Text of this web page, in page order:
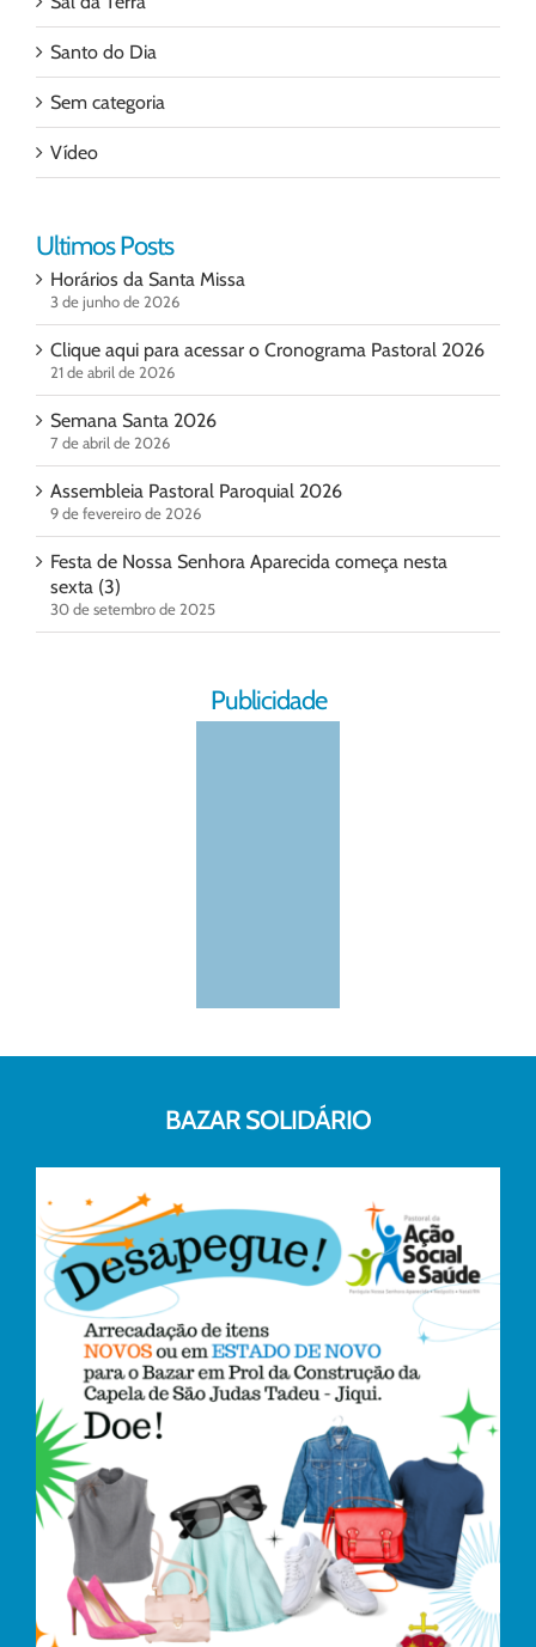
Santo do Dia
Sem categoria
Vídeo
Ultimos Posts
Horários da Santa Missa
3 de junho de 2026
Clique aqui para acessar o Cronograma Pastoral 2026
21 de abril de 2026
Semana Santa 2026
7 de abril de 2026
Assembleia Pastoral Paroquial 2026
9 de fevereiro de 2026
Festa de Nossa Senhora Aparecida começa nesta
sexta (3)
30 de setembro de 2025
Publicidade
BAZAR SOLIDÁRIO